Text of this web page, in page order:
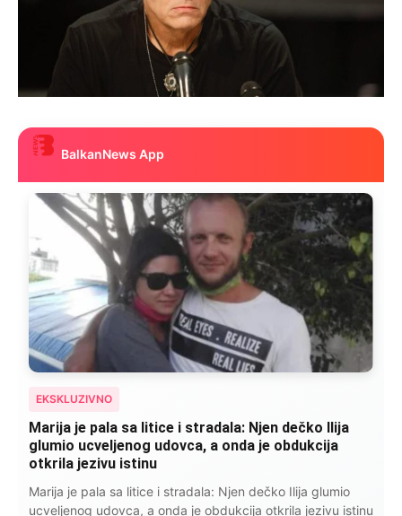
BalkanNews App
EKSKLUZIVNO
Marija je pala sa litice i stradala: Njen dečko Ilija
glumio ucveljenog udovca, a onda je obdukcija
otkrila jezivu istinu
Marija je pala sa litice i stradala: Njen dečko Ilija glumio
ucveljenog udovca, a onda je obdukcija otkrila jezivu istinu